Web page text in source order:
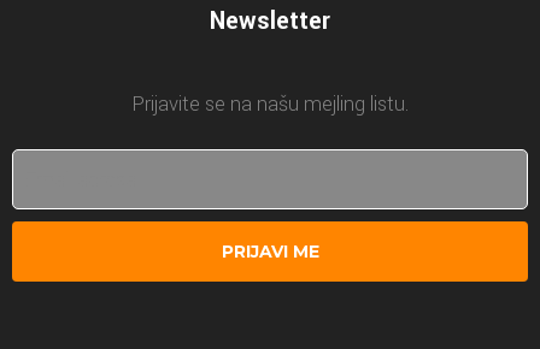
Newsletter
Prijavite se na našu mejling listu.
PRIJAVI ME